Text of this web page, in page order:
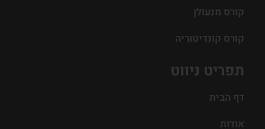
תפריט ניווט
דף הבית
אודות
קורס מנעולן
קורס קונדיטוריה